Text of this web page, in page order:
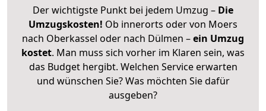
Der wichtigste Punkt bei jedem Umzug – Die
Umzugskosten! Ob innerorts oder von Moers
nach Oberkassel oder nach Dülmen –ein Umzug
kostet. Man muss sich vorher im Klaren sein, was
das Budget hergibt. Welchen Service erwarten
und wünschen Sie? Was möchten Sie dafür
ausgeben?